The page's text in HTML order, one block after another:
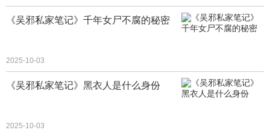
《吴邪私家笔记》千年女尸不腐的秘密
2025-10-03
《吴邪私家笔记》黑衣人是什么身份
2025-10-03